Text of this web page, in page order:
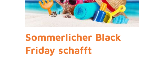
Sommerlicher Black
Friday schafft